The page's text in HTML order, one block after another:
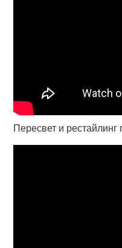
Пересвет и